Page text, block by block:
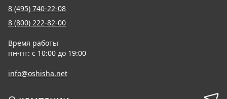
8 (495) 740-22-08
8 (800) 222-82-00
Время работы
пн-пт: с 10:00 до 19:00
info@oshisha.net